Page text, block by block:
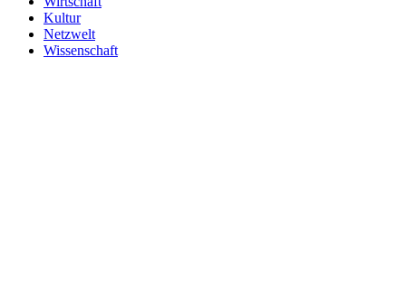
Kultur
Netzwelt
Wissenschaft